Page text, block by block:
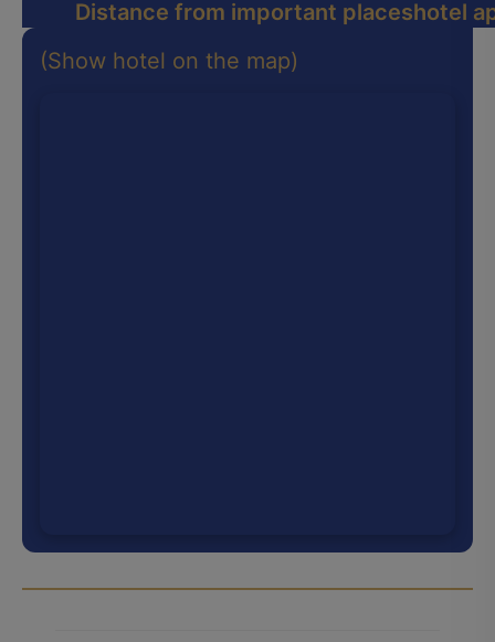
Distance from important places
(Show hotel on the map)